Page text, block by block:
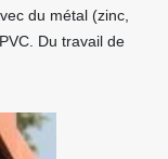
du métal (zinc,
Du travail de